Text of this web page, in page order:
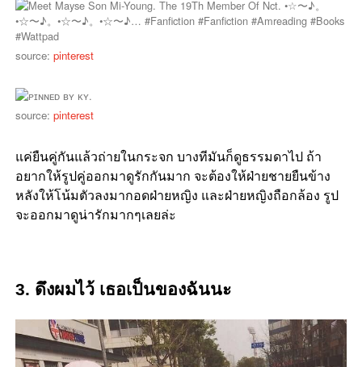
source: pinterest
source: pinterest
แค่ยืนคู่กันแล้วถ่ายในกระจก บางทีมันก็ดูธรรมดาไป ถ้า
อยากให้รูปคู่ออกมาดูรักกันมาก จะต้องให้ฝ่ายชายยืนข้าง
หลังให้โน้มตัวลงมากอดฝ่ายหญิง และฝ่ายหญิงถือกล้อง รูป
จะออกมาดูน่ารักมากๆเลยล่ะ
3. ดึงผมไว้ เธอเป็นของฉันนะ